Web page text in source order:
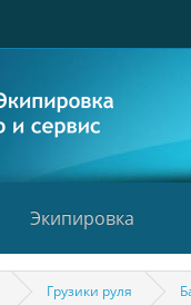
Экипировка
Грузики руля